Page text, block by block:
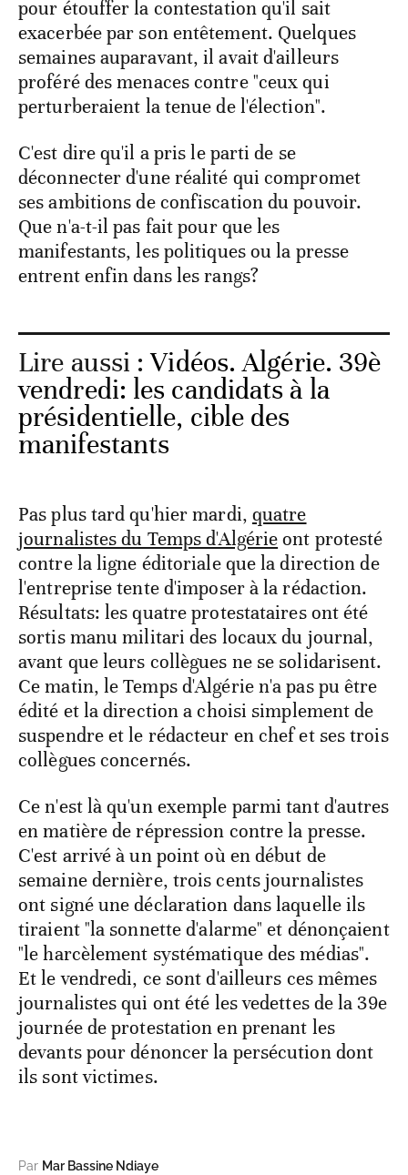
pour étouffer la contestation qu'il sait
exacerbée par son entêtement. Quelques
semaines auparavant, il avait d'ailleurs
proféré des menaces contre "ceux qui
perturberaient la tenue de l'élection".
C'est dire qu'il a pris le parti de se
déconnecter d'une réalité qui compromet
ses ambitions de confiscation du pouvoir.
Que n'a-t-il pas fait pour que les
manifestants, les politiques ou la presse
entrent enfin dans les rangs?
Lire aussi :Vidéos. Algérie. 39è
vendredi: les candidats à la
présidentielle, cible des
manifestants
Pas plus tard qu'hier mardi, quatre
journalistes du Temps d'Algérieont protesté
contre la ligne éditoriale que la direction de
l'entreprise tente d'imposer à la rédaction.
Résultats: les quatre protestataires ont été
sortis manu militari des locaux du journal,
avant que leurs collègues ne se solidarisent.
Ce matin, le Temps d'Algérie n'a pas pu être
édité et la direction a choisi simplement de
suspendre et le rédacteur en chef et ses trois
collègues concernés.
Ce n'est là qu'un exemple parmi tant d'autres
en matière de répression contre la presse.
C'est arrivé à un point où en début de
semaine dernière, trois cents journalistes
ont signé une déclaration dans laquelle ils
tiraient "la sonnette d'alarme" et dénonçaient
"le harcèlement systématique des médias".
Et le vendredi, ce sont d'ailleurs ces mêmes
journalistes qui ont été les vedettes de la 39e
journée de protestation en prenant les
devants pour dénoncer la persécution dont
ils sont victimes.
Par Mar Bassine Ndiaye